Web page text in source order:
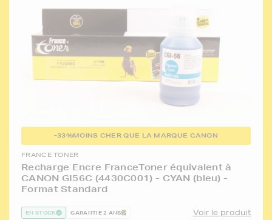
-33%MOINS CHER QUE LA MARQUE CANON
FRANCE TONER
Recharge Encre FranceToner équivalent à
CANON GI56C (4430C001) - CYAN (bleu) -
Format Standard
EN STOCK GARANTIE 2 ANS Voir le produit